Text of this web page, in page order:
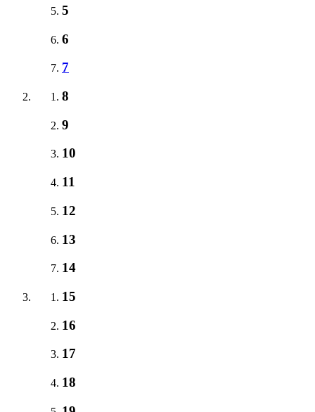
5
6
7
8
9
10
11
12
13
14
15
16
17
18